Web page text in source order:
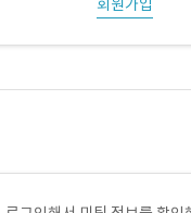
회원가입